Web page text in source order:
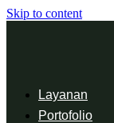
Skip to content
Layanan
Portofolio